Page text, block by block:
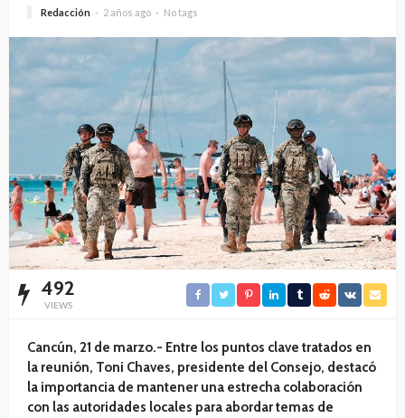
Redacción 2 años ago No tags
492
VIEWS
Cancún, 21 de marzo.- Entre los puntos clave tratados en
la reunión, Toni Chaves, presidente del Consejo, destacó
la importancia de mantener una estrecha colaboración
con las autoridades locales para abordar temas de